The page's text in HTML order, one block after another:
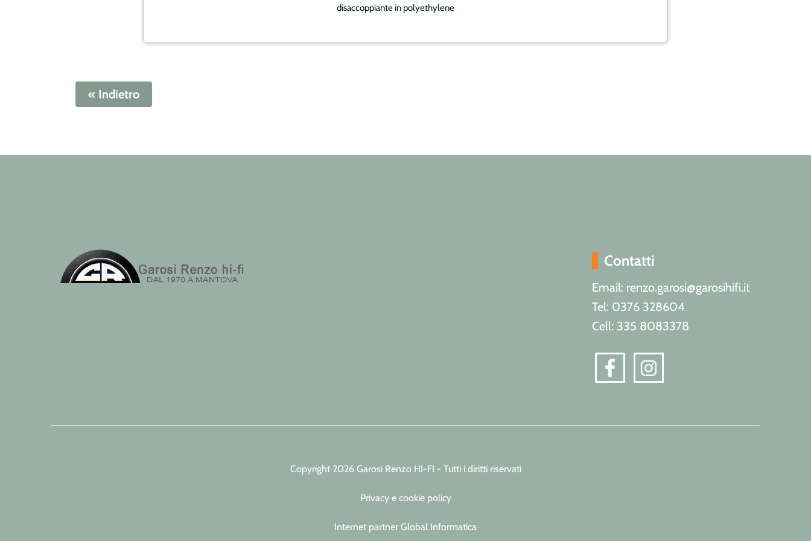
disaccoppiante in polyethylene
« Indietro
Contatti
Email: renzo.garosi@garosihifi.it
Tel: 0376 328604
Cell: 335 8083378
Copyright 2026 Garosi Renzo HI-FI - Tutti i diritti riservati
Privacy e cookie policy
Internet partner Global Informatica